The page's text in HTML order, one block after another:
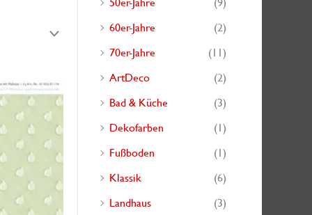
60er-Jahre
(2)
70er-Jahre
(11)
ArtDeco
(2)
Bad & Küche
(3)
Dekofarben
(1)
Fußboden
(1)
Klassik
(6)
Landhaus
(3)